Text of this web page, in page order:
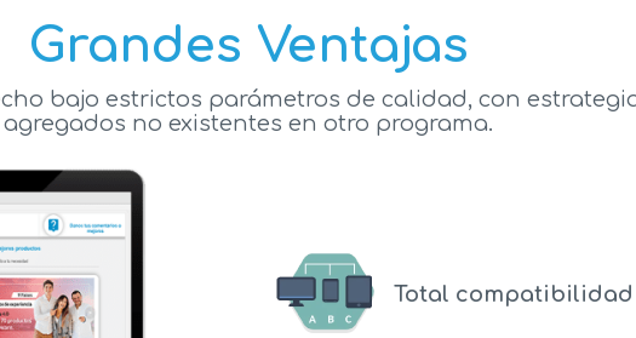
Grandes Ventajas
bajo estrictos parámetros de calidad, con
agregados no existentes en otro programa.
Total compatibilidad